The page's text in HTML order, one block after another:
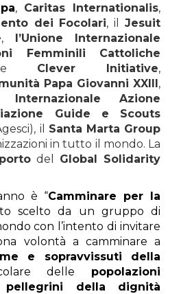
, Caritas Internationalis,
dei Focolari, ilJesuit
, l’Unione Internazionale
Femminili Cattoliche
Clever Initiative,
Papa Giovanni XXIII,
Internazionale Azione
Guide e Scouts
il Santa Marta Group
in tutto il mondo. La
del Global Solidarity
è “Camminare per la
scelto da un gruppo di
con l’intento di invitare
volontà a camminare a
e sopravvissuti della
delle popolazioni
pellegrini della dignità